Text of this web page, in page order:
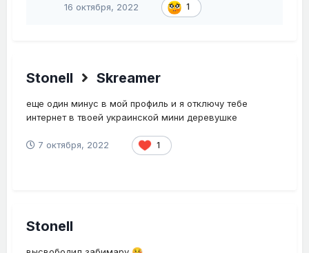
16 октября, 2022
1
Stonell Skreamer
еще один минус в мой профиль и я отключу тебе
интернет в твоей украинской мини деревушке
7 октября, 2022 1
Stonell